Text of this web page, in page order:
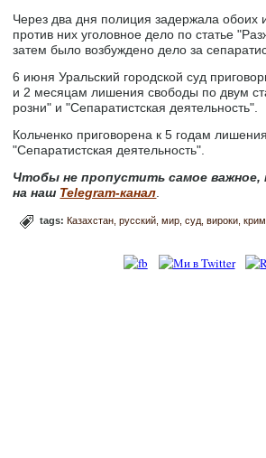
Через два дня полиция задержала обоих
против них уголовное дело по статье
затем было возбуждено дело за
6 июня Уральский городской суд
и 2 месяцам лишения свободы по двум
розни" и "Сепаратистская деятельность".
Кольченко приговорена к 5 годам
"Сепаратистская деятельность".
Чтобы не пропустить самое важное,
на наш Telegram-канал
tags:Казахстан русский мир суд вироки